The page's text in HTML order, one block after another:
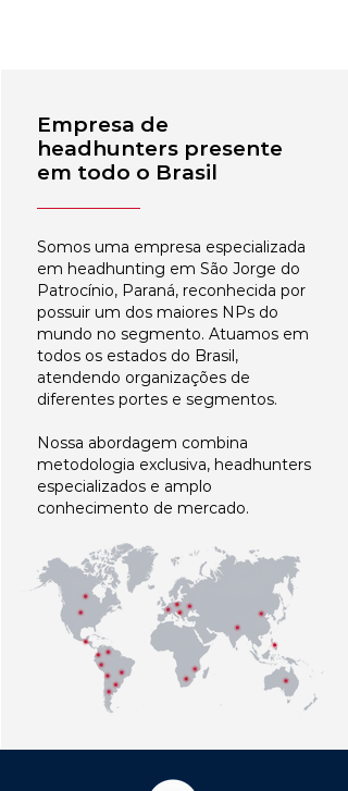
Empresa de
headhunters presente
em todo o Brasil
Somos uma empresa especializada
em headhunting em São Jorge do
Patrocínio, Paraná, reconhecida por
possuir um dos maiores NPs do
mundo no segmento. Atuamos em
todos os estados do Brasil,
atendendo organizações de
diferentes portes e segmentos.
Nossa abordagem combina
metodologia exclusiva, headhunters
especializados e amplo
conhecimento de mercado.